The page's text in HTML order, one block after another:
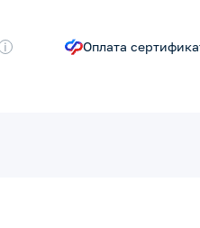
i Оплата